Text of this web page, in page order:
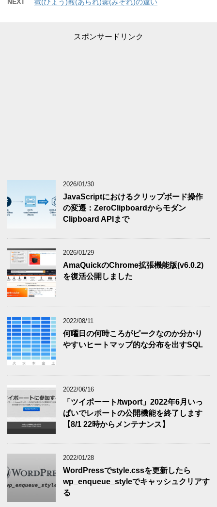
雹(ひょう)霰(あられ)霙(みぞれ)の違い
スポンサードリンク
2026/01/30
JavaScriptにおけるクリップボード操作
の変遷：ZeroClipboardからモダン
Clipboard APIまで
2026/01/29
AmaQuickのChrome拡張機能版(v6.0.2)
を復活公開しました
2022/08/11
何曜日の何時ころがピークなのか分かり
やすいヒートマップ的な分布を出すSQL
2022/06/16
「ツイポーート/twport」2022年6月いっ
ぱいでレポートの公開機能を終了します
【8/1 22時からメンテナンス】
2022/01/28
WordPressでstyle.cssを更新したら
wp_enqueue_styleでキャッシュクリアす
る